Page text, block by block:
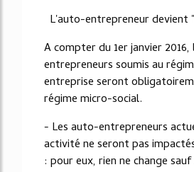
L'auto-entrepreneur devient
A compter du 1er janvier
entrepreneurs soumis au
entreprise seront
régime micro-social.
- Les auto-entrepreneurs
activité ne seront pas
: pour eux, rien ne change